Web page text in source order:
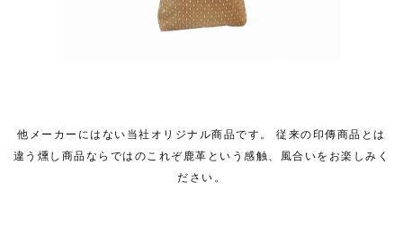
他メーカーにはない当社オリジナル商品です。 従来の印傳商品とは
違う燻し商品ならではのこれぞ鹿革という感触、風合いをお楽しみく
ださい。